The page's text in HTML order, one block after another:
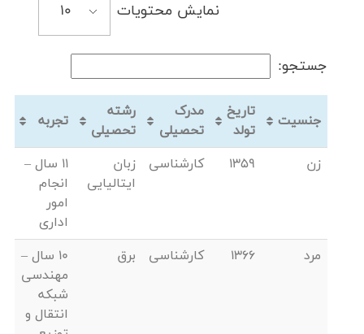
نمایش محتویات
جستجو:
جنسیت
تاریخ
تولد
مدرک
تحصیلی
رشته
تحصیلی
تجربه
زن 1359 کارشناسی
زبان
ایتالیایی
11 سال –
انجام
امور
اداری
مرد
1366 کارشناسی برق
10 سال –
مهندسی
شبکه
انتقال و